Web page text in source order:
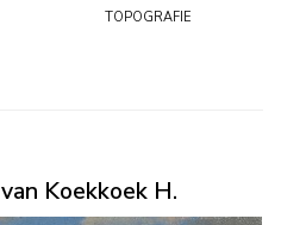
topografie
Koekkoek H.